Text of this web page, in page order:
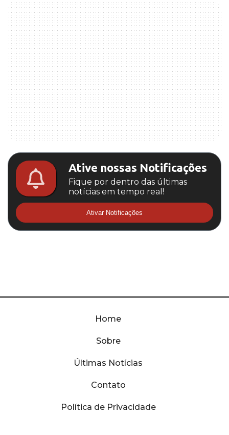
Ative nossas Notificações
Fique por dentro das últimas
notícias em tempo real!
Ativar Notificações
Home
Sobre
Últimas Notícias
Contato
Política de Privacidade